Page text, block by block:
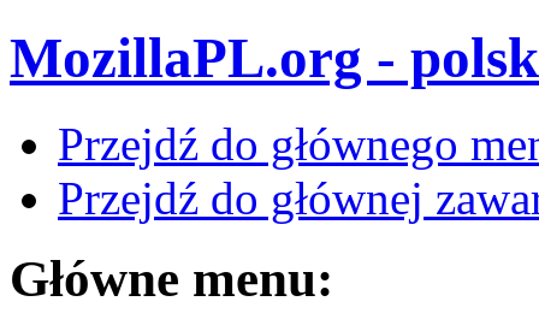
MozillaPL.org -
Przejdź do głównego
Przejdź do głównej
Główne menu: